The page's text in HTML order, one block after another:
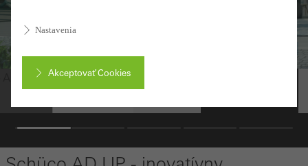
Nastavenia
Akceptovať Cookies
Prerušiť